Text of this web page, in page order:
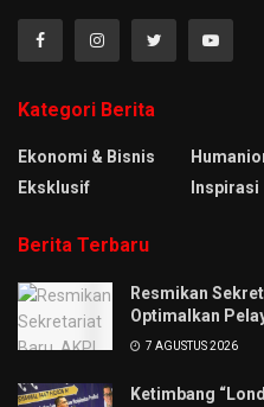
Kategori Berita
Ekonomi & Bisnis
Eksklusif
Inspirasi
Berita Terbaru
Resmikan
Optimalkan
7 AGUSTUS 2026
Ketimbang